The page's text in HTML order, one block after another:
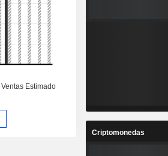
Criptomonedas